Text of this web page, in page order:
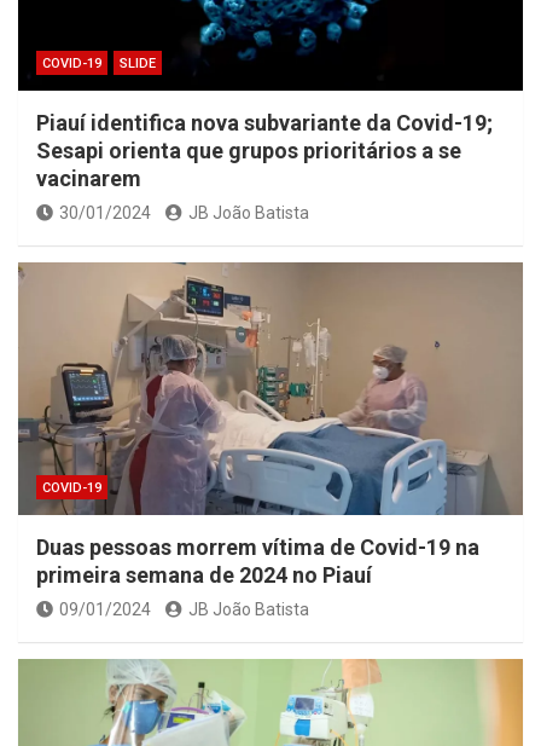
COVID-19 SLIDE
Piauí identifica nova subvariante da Covid-19;
Sesapi orienta que grupos prioritários a se
vacinarem
30/01/2024 JB João Batista
COVID-19
Duas pessoas morrem vítima de Covid-19 na
primeira semana de 2024 no Piauí
09/01/2024 JB João Batista